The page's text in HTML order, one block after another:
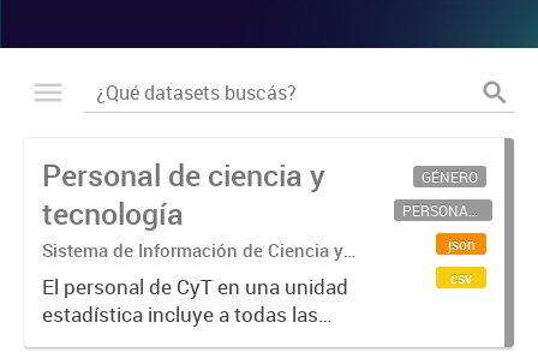
Personal de ciencia y
tecnología
Sistema de Información de Ciencia y
Tecnología Argentino (SICYTAR)
El personal de CyT en una unidad
estadística incluye a todas las
personas involucradas
GÉNERO
PERSONAL CIENTÍFICO-TECNOLÓGICO
json
csv